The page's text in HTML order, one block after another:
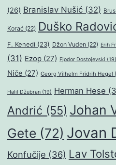
(26) Branislav Nušić (32)
Korać (22) Duško
F. Kenedi (23) Džon Vuden (22) Erih
(31) Ezop (27) Fjodor Dostojevski (19)
Niče (27) Georg Vilhelm Fridrih Hegel
Halil Džubran (19) Herman Hese
Andrić (55) Johan
Gete (72) Jovan
Konfučije (36) Lav